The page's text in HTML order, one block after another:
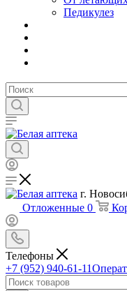
Педикулез
г.
Отложенные 0
Телефоны
+7 (952) 940-61-11